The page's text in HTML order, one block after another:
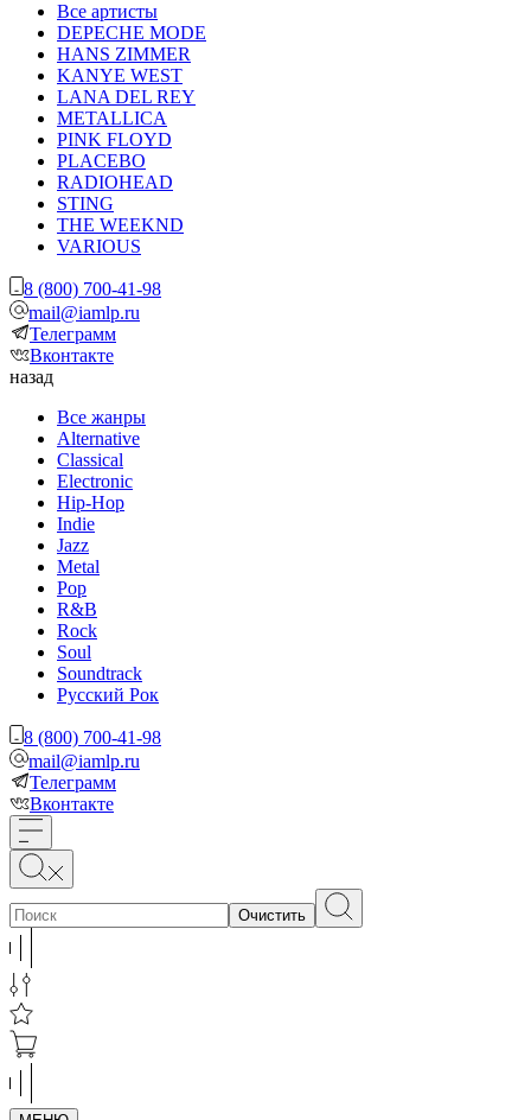
Все артисты
DEPECHE MODE
HANS ZIMMER
KANYE WEST
LANA DEL REY
METALLICA
PINK FLOYD
PLACEBO
RADIOHEAD
STING
THE WEEKND
VARIOUS
8 (800) 700-41-98
mail@iamlp.ru
Телеграмм
Вконтакте
назад
Все жанры
Alternative
Classical
Electronic
Hip-Hop
Indie
Jazz
Metal
Pop
R&B
Rock
Soul
Soundtrack
Русский Рок
8 (800) 700-41-98
mail@iamlp.ru
Телеграмм
Вконтакте
Очистить